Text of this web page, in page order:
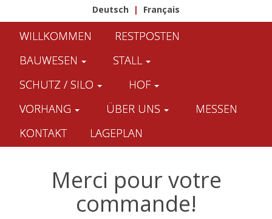
Deutsch | Français
WILLKOMMEN
RESTPOSTEN
BAUWESEN
STALL
SCHUTZ / SILO
HOF
VORHANG
ÜBER UNS
MESSEN
KONTAKT
LAGEPLAN
Merci pour votre
commande!